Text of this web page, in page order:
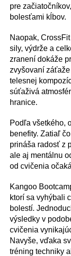
pre
bolesťami kĺbov.
Naopak,
sily, výdrže a
zranení dokáže
zvyšovaní
telesnej
súťaživá
hranice.
Podľa všetkého,
benefity. Zatiaľ
prináša radosť z
ale aj mentálnu
od cvičenia
Kangoo
ktorí sa vyhýbali
bolestí.
výsledky v
cvičenia
Navyše, vďaka
tréning techniky